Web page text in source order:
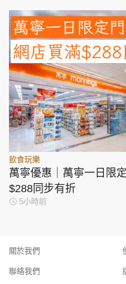
飲食玩樂
萬寧優惠｜萬寧一日限
$288同步有折
5小時前
關於我們
聯絡我們